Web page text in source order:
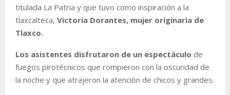
titulada La Patria y que tuvo como inspiración a la
tlaxcalteca, Victoria Dorantes, mujer originaria de
Tlaxco.
Los asistentes disfrutaron de un espectáculo de
fuegos pirotécnicos que rompieron con la oscuridad de
la noche y que atrajeron la atención de chicos y grandes.